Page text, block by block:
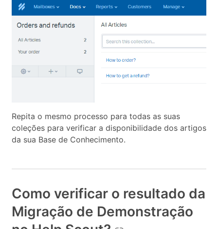
Repita o mesmo processo para todas as suas
coleções para verificar a disponibilidade dos artigos
da sua Base de Conhecimento.
Como verificar o resultado da
Migração de Demonstração